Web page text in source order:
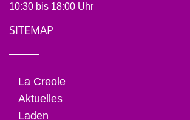
10:30 bis 18:00 Uhr
SITEMAP
La Creole
Aktuelles
Laden